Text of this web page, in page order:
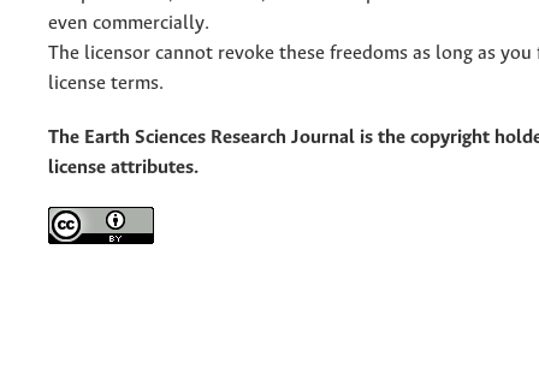
even commercially.
The licensor cannot revoke these freedoms as long as
license terms.
The Earth Sciences Research Journal is the copyright
license attributes.